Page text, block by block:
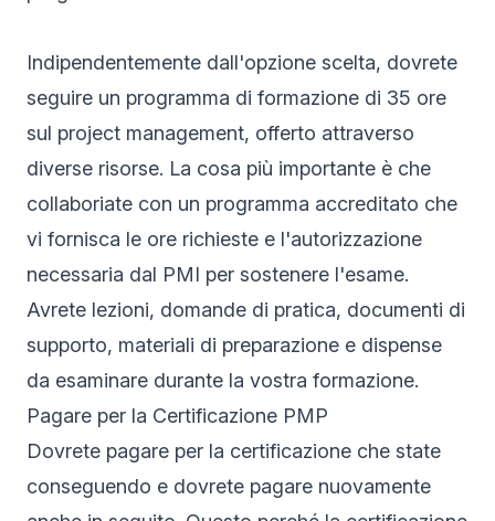
Indipendentemente dall'opzione scelta, dovrete
seguire un programma di formazione di 35 ore
sul project management, offerto attraverso
diverse risorse. La cosa più importante è che
collaboriate con un programma accreditato che
vi fornisca le ore richieste e l'autorizzazione
necessaria dal PMI per sostenere l'esame.
Avrete lezioni, domande di pratica, documenti di
supporto, materiali di preparazione e dispense
da esaminare durante la vostra formazione.
Pagare per la Certificazione PMP
Dovrete pagare per la certificazione che state
conseguendo e dovrete pagare nuovamente